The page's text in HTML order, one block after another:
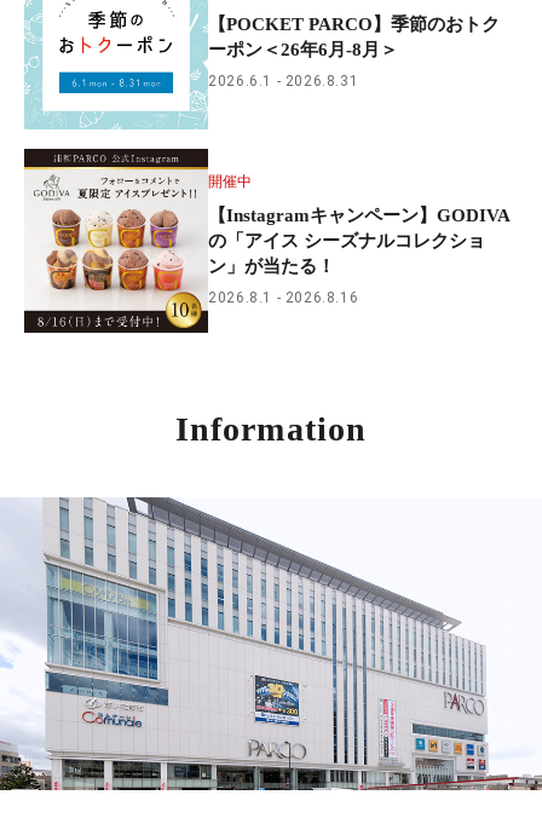
【POCKET PARCO】季節のおトク
ーポン＜26年6月-8月＞
2026.6.1 2026.8.31
開催中
【Instagramキャンペーン】GODIVA
の「アイス シーズナルコレクショ
ン」が当たる！
2026.8.1 2026.8.16
Information